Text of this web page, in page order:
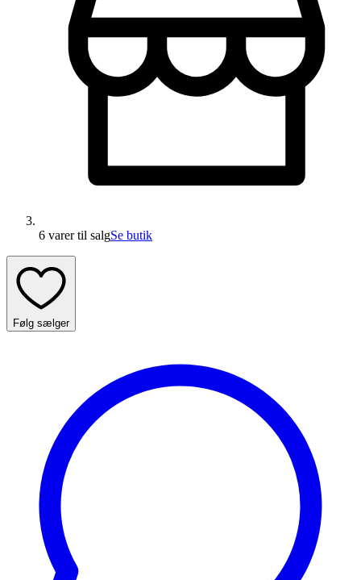
6 varertil salgSe butik
Følg sælger